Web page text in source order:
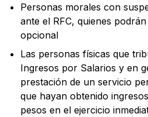
Personas morales con
ante el RFC, quienes
opcional
Las personas físicas que
Ingresos por Salarios y en
prestación de un servicio
que hayan obtenido
pesos en el ejercicio